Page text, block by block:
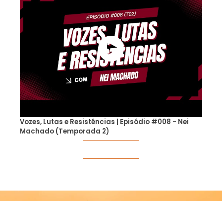
Vozes, Lutas e Resistências | Episódio #008 - Nei
Machado (Temporada 2)